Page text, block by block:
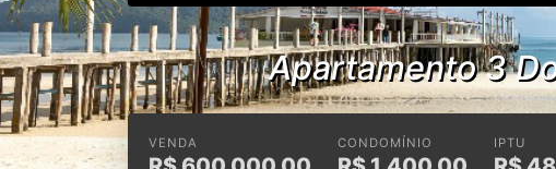
Apartamento 3
VENDA CONDOMÍNIO IPTU